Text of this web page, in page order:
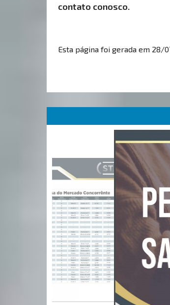
contato conosco.
Esta página foi gerada em 28/